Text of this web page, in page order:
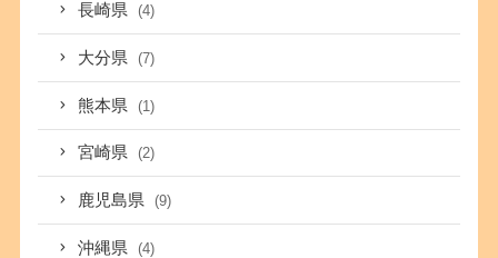
長崎県 (4)
大分県 (7)
熊本県 (1)
宮崎県 (2)
鹿児島県 (9)
沖縄県 (4)